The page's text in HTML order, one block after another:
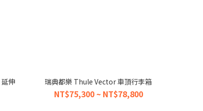
伸
瑞典都樂 Thule Vector 車頂行李箱
NT$75,300 ~ NT$78,800